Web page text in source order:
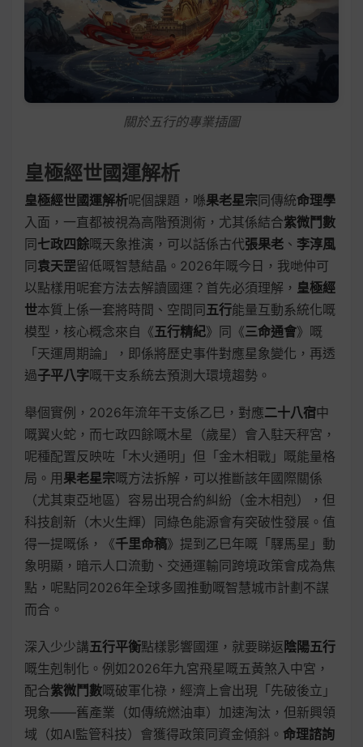
關於五行的專業插圖
皇極經世國運解析
皇極經世國運解析呢個課題，喺果老星宗同傳統命理學
入面，一直都被視為高階預測術，尤其係結合紫微鬥數
同七政四餘嘅天象推演，可以話係古代張果老 、 李淳風
同袁天罡留低嘅智慧結晶。2026年嘅今日，我哋仲可
以點樣用呢套方法去解讀國運？首先必須理解， 皇極經
世本質上係一套將時間、空間同五行能量互動系統化嘅
模型，核心概念來自《五行精紀》同《三命通會》嘅
「天運周期論」，即係將歷史事件對應星象變化，再透
過子平八字嘅干支系統去預測大環境趨勢。
舉個實例，2026年流年干支係乙巳，對應二十八宿中
嘅翼火蛇，而七政四餘嘅木星（歲星）會入駐天秤宮，
呢種配置反映咗「木火通明」但「金木相戰」嘅能量格
局。用果老星宗嘅方法拆解，可以推斷該年國際關係
（尤其東亞地區）容易出現合約糾紛（金木相剋），但
科技創新（木火生輝）同綠色能源會有突破性發展。值
得一提嘅係，《千里命稿》提到乙巳年嘅「驛馬星」動
象明顯，暗示人口流動、交通運輸同跨境政策會成為焦
點，呢點同2026年全球多國推動嘅智慧城市計劃不謀
而合。
深入少少講五行平衡點樣影響國運，就要睇返 陰陽五行
嘅生剋制化。例如2026年九宮飛星嘅五黃煞入中宮，
配合紫微鬥數嘅破軍化祿，經濟上會出現「先破後立」
現象——舊產業（如傳統燃油車）加速淘汰，但新興領
域（如AI監管科技）會獲得政策同資金傾斜。 命理諮詢